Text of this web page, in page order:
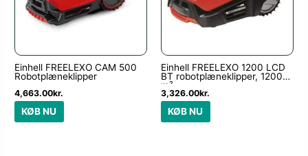
Einhell FREELEXO CAM 500
Robotplæneklipper
4,663.00kr.
KØB NU
Einhell FREELEXO 1200 LCD
BT robotplæneklipper, 1200
m²
3,326.00kr.
KØB NU